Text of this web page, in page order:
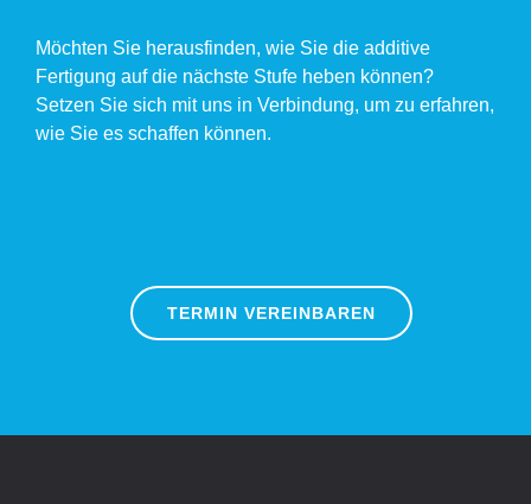
Möchten Sie herausfinden, wie Sie die additive
Fertigung auf die nächste Stufe heben können?
Setzen Sie sich mit uns in Verbindung, um zu erfahren,
wie Sie es schaffen können.
TERMIN VEREINBAREN